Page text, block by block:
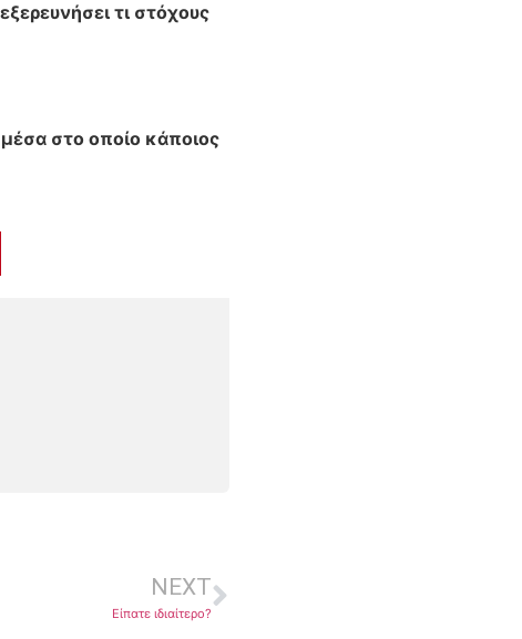
τι στόχους
στο οποίο κάποιος
NEXT
Είπατε ιδιαίτερο?